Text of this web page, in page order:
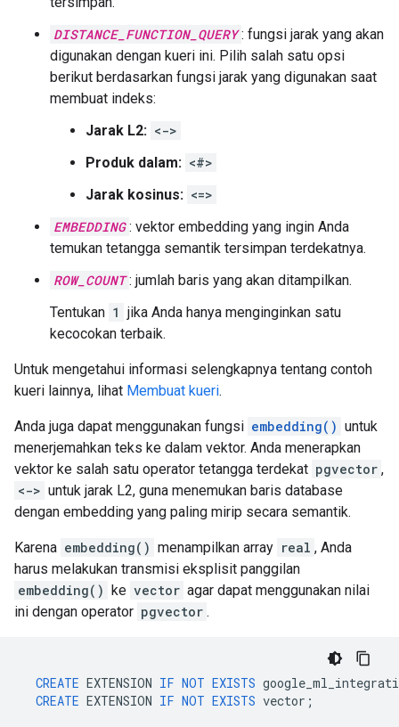
DISTANCE_FUNCTION_QUERY : fungsi jarak yang akan
digunakan dengan kueri ini. Pilih salah satu opsi
berikut berdasarkan fungsi jarak yang digunakan saat
membuat indeks:
Jarak L2: <->
Produk dalam: <#>
Jarak kosinus: <=>
EMBEDDING : vektor embedding yang ingin Anda
temukan tetangga semantik tersimpan terdekatnya.
ROW_COUNT : jumlah baris yang akan ditampilkan.
Tentukan 1 jika Anda hanya menginginkan satu
kecocokan terbaik.
Untuk mengetahui informasi selengkapnya tentang contoh
kueri lainnya, lihat Membuat kueri.
Anda juga dapat menggunakan fungsi embedding() untuk
menerjemahkan teks ke dalam vektor. Anda menerapkan
vektor ke salah satu operator tetangga terdekat pgvector ,
<-> untuk jarak L2, guna menemukan baris database
dengan embedding yang paling mirip secara semantik.
Karena embedding() menampilkan array real , Anda
harus melakukan transmisi eksplisit panggilan
embedding() ke vector agar dapat menggunakan nilai
ini dengan operator pgvector .
CREATE EXTENSION IF NOT EXISTS
CREATE EXTENSION IF NOT EXISTS vector ;